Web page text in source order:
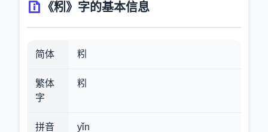
《粌》字的基本信息
简体 粌
繁体
字
粌
拼音 yǐn